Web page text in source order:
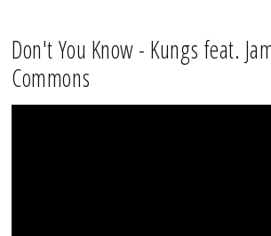
Don't You Know - Kungs feat.
Commons